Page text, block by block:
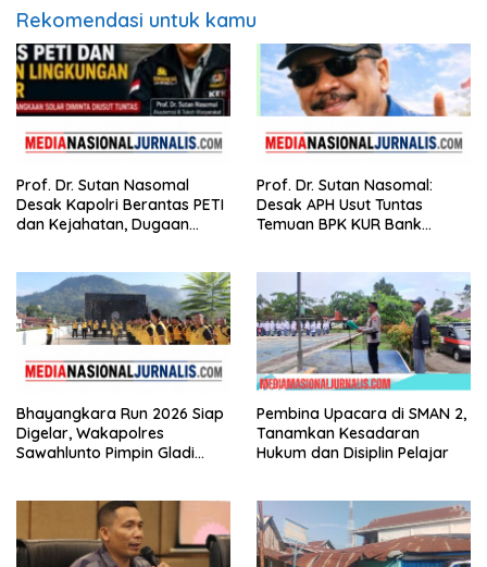
Rekomendasi untuk kamu
Prof. Dr. Sutan Nasomal
Desak Kapolri Berantas PETI
dan Kejahatan, Dugaan
Prof. Dr. Sutan Nasomal:
Desak APH Usut Tuntas
Temuan BPK KUR Bank
Bhayangkara Run 2026 Siap
Digelar, Wakapolres
Sawahlunto Pimpin Gladi
Pembina Upacara di SMAN 2,
Tanamkan Kesadaran
Hukum dan Disiplin Pelajar